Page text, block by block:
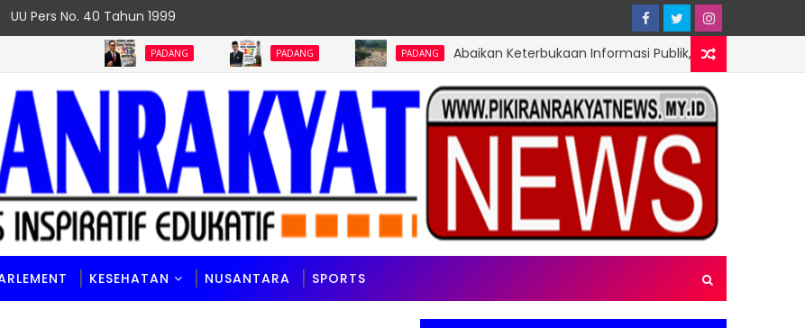
UU Pers No. 40 Tahun 1999
PADANG PADANG PADANG
Abaikan Keterbukaan Informasi Publik, Pembangunan Pagar TPA
KESEHATAN NUSANTARA SPORTS